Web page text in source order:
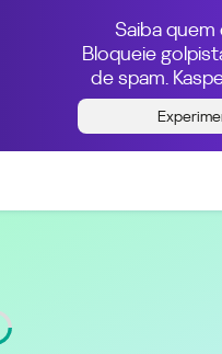
Saiba quem
Bloqueie
de spam.
número